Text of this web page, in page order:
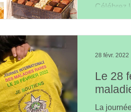
Célébrez
2022...
Le 28
La
28 févr. 2022